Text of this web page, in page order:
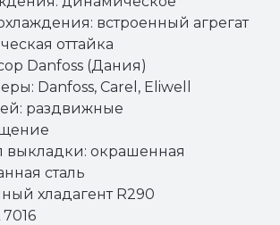
встроенный агрегат
оттайка
Danfoss (Дания)
Danfoss, Carel, Eliwell
раздвижные
выкладки: окрашенная
сталь
хладагент R290